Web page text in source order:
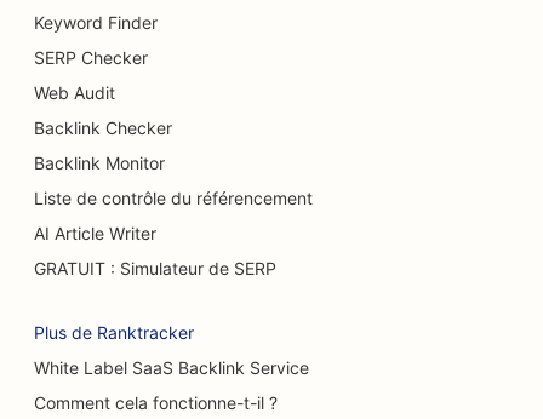
SEO pour les brasseries
mammaire
SEO pour les restaurants buffets
SEO pour les camions à hamburgers
SEO pour les pâtisseries
SEO pour les restaurants décontractés
Keyword Finder
SERP Checker
Web Audit
Backlink Checker
Backlink Monitor
Liste de contrôle du référencement
AI Article Writer
GRATUIT : Simulateur de SERP
Plus de Ranktracker
White Label SaaS Backlink Service
Comment cela fonctionne-t-il ?